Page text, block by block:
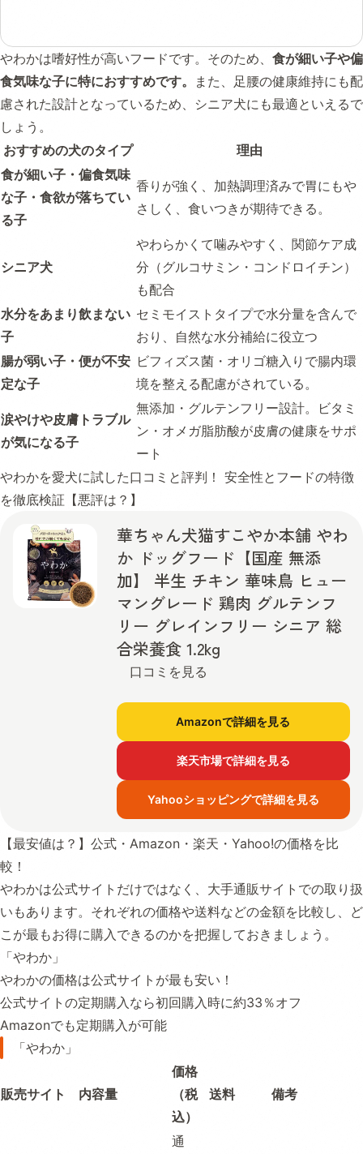
やわかは嗜好性が高いフードです。そのため、 食が細い子や偏
食気味な子に特におすすめです。
また、足腰の健康維持にも配
慮された設計となっているため、シニア犬にも最適といえるで
しょう。
おすすめの犬のタイプ
理由
食が細い子・偏食気味
な子・食欲が落ちてい
る子
香りが強く、加熱調理済みで胃にもや
さしく、食いつきが期待できる。
シニア犬
やわらかくて噛みやすく、関節ケア成
分（グルコサミン・コンドロイチン）
も配合
水分をあまり飲まない
子
セミモイストタイプで水分量を含んで
おり、自然な水分補給に役立つ
腸が弱い子・便が不安
定な子
ビフィズス菌・オリゴ糖入りで腸内環
境を整える配慮がされている。
涙やけや皮膚トラブル
が気になる子
無添加・グルテンフリー設計。ビタミ
ン・オメガ脂肪酸が皮膚の健康をサポ
ート
やわかを愛犬に試した口コミと評判！ 安全性とフードの特徴
を徹底検証【悪評は？】
華ちゃん犬猫すこやか本舗 やわ
か ドッグフード【国産 無添
加】 半生 チキン 華味鳥 ヒュー
マングレード 鶏肉 グルテンフ
リー グレインフリー シニア 総
合栄養食 1.2kg
口コミを見る
Amazonで詳細を見る
楽天市場で詳細を見る
Yahooショッピングで詳細を見る
【最安値は？】公式・Amazon・楽天・Yahoo!の価格を比
較！
やわかは公式サイトだけではなく、大手通販サイトでの取り扱
いもあります。それぞれの価格や送料などの金額を比較し、ど
こが最もお得に購入できるのかを把握しておきましょう。
「やわか」
やわかの価格は公式サイトが最も安い！
公式サイトの定期購入なら初回購入時に約33％オフ
Amazonでも定期購入が可能
「やわか」
販売サイト 内容量
価格
（税
込）
送料 備考
通